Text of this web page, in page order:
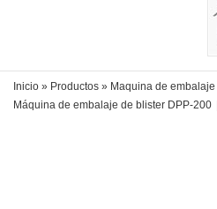
Inicio » Productos » Maquina de embalaje
Máquina de embalaje de blister DPP-200